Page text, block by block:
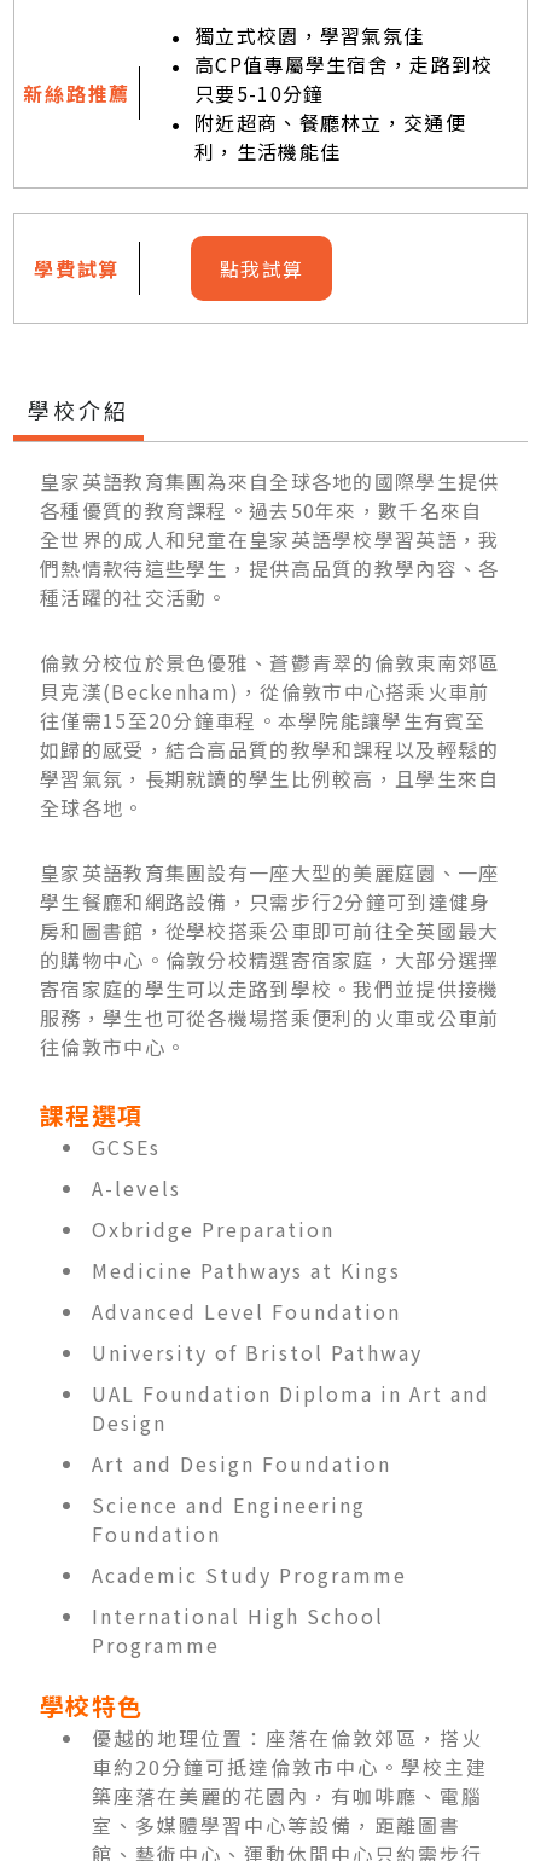
新絲路推薦
獨立式校園，學習氣氛佳
高CP值專屬學生宿舍，走路到校
只要5-10分鐘
附近超商、餐廳林立，交通便
利，生活機能佳
學費試算 點我試算
學校介紹
皇家英語教育集團為來自全球各地的國際學生提供
各種優質的教育課程。過去50年來，數千名來自
全世界的成人和兒童在皇家英語學校學習英語，我
們熱情款待這些學生，提供高品質的教學內容、各
種活躍的社交活動。
倫敦分校位於景色優雅、蒼鬱青翠的倫敦東南郊區
貝克漢(Beckenham)，從倫敦市中心搭乘火車前
往僅需15至20分鐘車程。本學院能讓學生有賓至
如歸的感受，結合高品質的教學和課程以及輕鬆的
學習氣氛，長期就讀的學生比例較高，且學生來自
全球各地。
皇家英語教育集團設有一座大型的美麗庭園、一座
學生餐廳和網路設備，只需步行2分鐘可到達健身
房和圖書館，從學校搭乘公車即可前往全英國最大
的購物中心。倫敦分校精選寄宿家庭，大部分選擇
寄宿家庭的學生可以走路到學校。我們並提供接機
服務，學生也可從各機場搭乘便利的火車或公車前
往倫敦市中心。
課程選項
GCSEs
A-levels
Oxbridge Preparation
Medicine Pathways at Kings
Advanced Level Foundation
University of Bristol Pathway
UAL Foundation Diploma in Art and
Design
Art and Design Foundation
Science and Engineering
Foundation
Academic Study Programme
International High School
Programme
學校特色
優越的地理位置：座落在倫敦郊區，搭火
車約20分鐘可抵達倫敦市中心。學校主建
築座落在美麗的花園內，有咖啡廳、電腦
室、多媒體學習中心等設備，距離圖書
館、藝術中心、運動休閒中心只約需步行